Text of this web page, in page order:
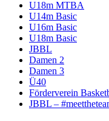
U18m MTBA
U14m Basic
U16m Basic
U18m Basic
JBBL
Damen 2
Damen 3
Ü40
Förderverein
JBBL –